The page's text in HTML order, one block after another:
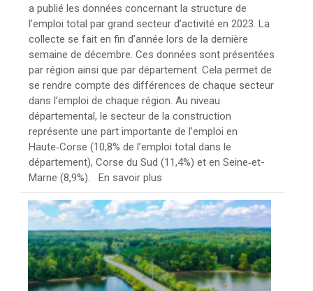
a publié les données concernant la structure de
l’emploi total par grand secteur d’activité en 2023. La
collecte se fait en fin d’année lors de la dernière
semaine de décembre. Ces données sont présentées
par région ainsi que par département. Cela permet de
se rendre compte des différences de chaque secteur
dans l’emploi de chaque région. Au niveau
départemental, le secteur de la construction
représente une part importante de l’emploi en
Haute‑Corse (10,8% de l’emploi total dans le
département), Corse du Sud (11,4%) et en Seine‑et-
Marne (8,9%). En savoir plus